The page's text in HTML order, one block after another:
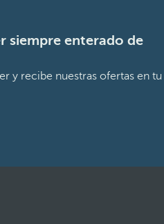
siempre enterado de
y recibe nuestras ofertas en tu